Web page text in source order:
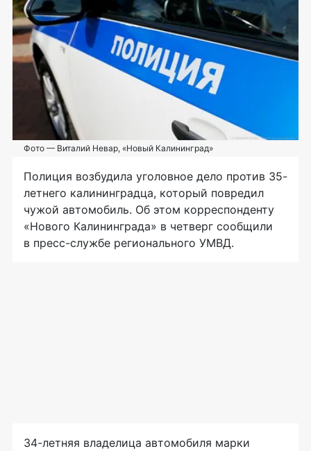
Фото — Виталий Невар, «Новый Калининград»
Полиция возбудила уголовное дело против 35-
летнего калининградца, который повредил
чужой автомобиль. Об этом корреспонденту
«Нового Калининграда» в четверг сообщили
в пресс-службе регионального УМВД.
34-летняя владелица автомобиля марки